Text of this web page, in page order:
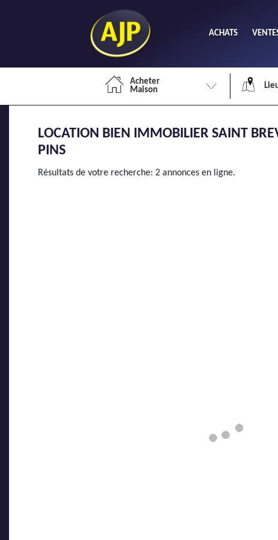
ACHATS
Acheter
Maison
LOCATION BIEN IMMOBILIER SAINT
PINS
Résultats de votre recherche: 2 annonces en ligne.